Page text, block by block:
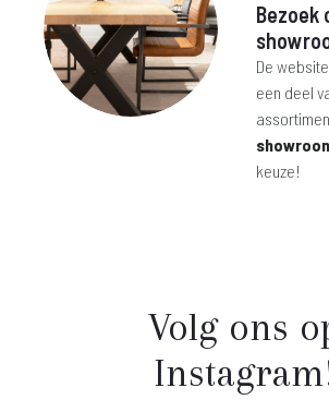
Bezoek
De
een deel
keuze!
Volg ons